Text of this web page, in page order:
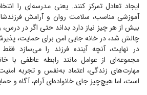
ایجاد تعادل تمرکز کنند. یعنی مدرسه‌ای را
آموزشی مناسب، سلامت روان و آرامش
بیش از هر چیز نیاز دارد بداند حتی اگر در
چالش شد، در خانه جایی امن برای حمایت،
در نهایت، آنچه آینده فرزند را می‌سازد
مجموعه‌ای از عوامل مانند رابطه عاطفی با
مهارت‌های زندگی، اعتماد به‌نفس و تجربه
است، اما هیچ‌چیز جای خانواده‌ای آرام، آگاه و